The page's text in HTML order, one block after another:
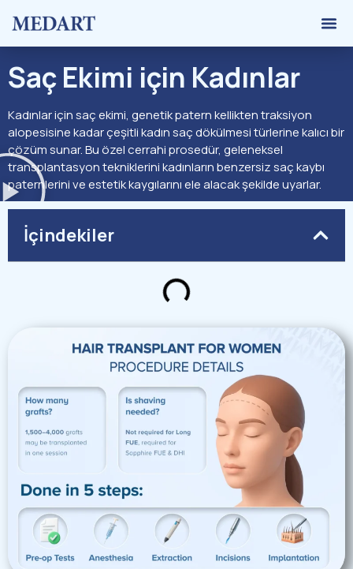
Saç Ekimi için Kadınlar
Kadınlar için saç ekimi, genetik patern kellikten traksiyon
alopesisine kadar çeşitli kadın saç dökülmesi türlerine kalıcı bir
çözüm sunar. Bu özel cerrahi prosedür, geleneksel
transplantasyon tekniklerini kadınların benzersiz saç kaybı
paternlerini ve estetik kaygılarını ele alacak şekilde uyarlar.
İçindekiler